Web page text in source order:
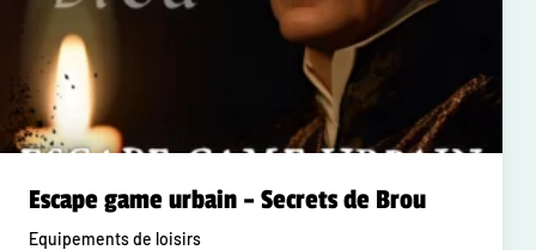
Escape game urbain – Secrets de Brou
Equipements de loisirs